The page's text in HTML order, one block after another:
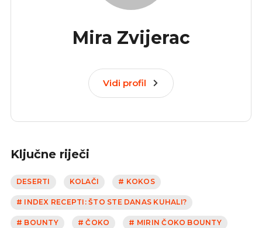
Mira Zvijerac
Vidi profil
Ključne riječi
DESERTI KOLAČI # KOKOS
# INDEX RECEPTI: ŠTO STE DANAS KUHALI?
# BOUNTY # ČOKO # MIRIN ČOKO BOUNTY